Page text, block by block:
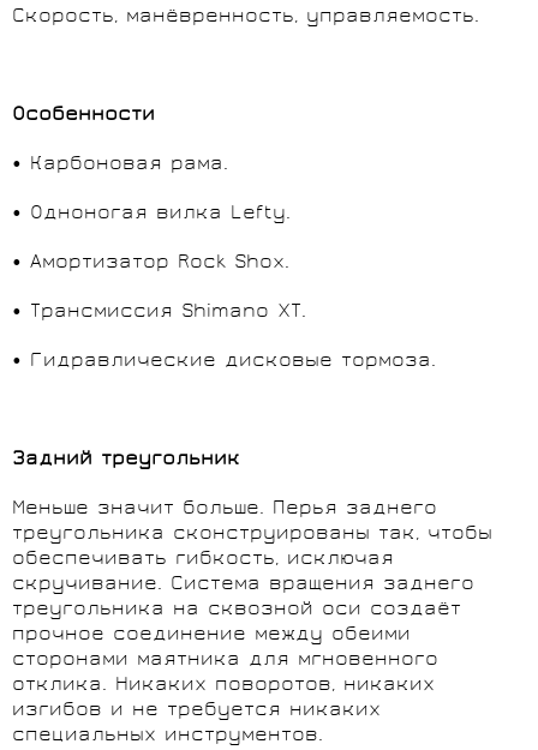
Скорость, манёвренность, управляемость.
Особенности
• Карбоновая рама.
• Одноногая вилка Lefty.
• Амортизатор Rock Shox.
• Трансмиссия Shimano XT.
• Гидравлические дисковые тормоза.
Задний треугольник
Меньше значит больше. Перья заднего
треугольника сконструированы так, чтобы
обеспечивать гибкость, исключая
скручивание. Система вращения заднего
треугольника на сквозной оси создаёт
прочное соединение между обеими
сторонами маятника для мгновенного
отклика. Никаких поворотов, никаких
изгибов и не требуется никаких
специальных инструментов.